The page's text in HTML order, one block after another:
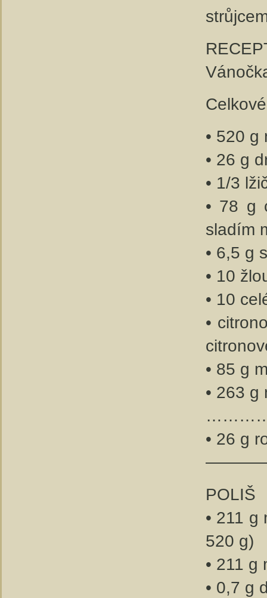
• 520 g
• 26 g
• 1/3
• 78 g
sladím
• 6,5 g
• 10
• 10
•
• 85 g
• 263
• 26 g
POLIŠ
• 211
520 g)
• 211 g
• 0,7 g